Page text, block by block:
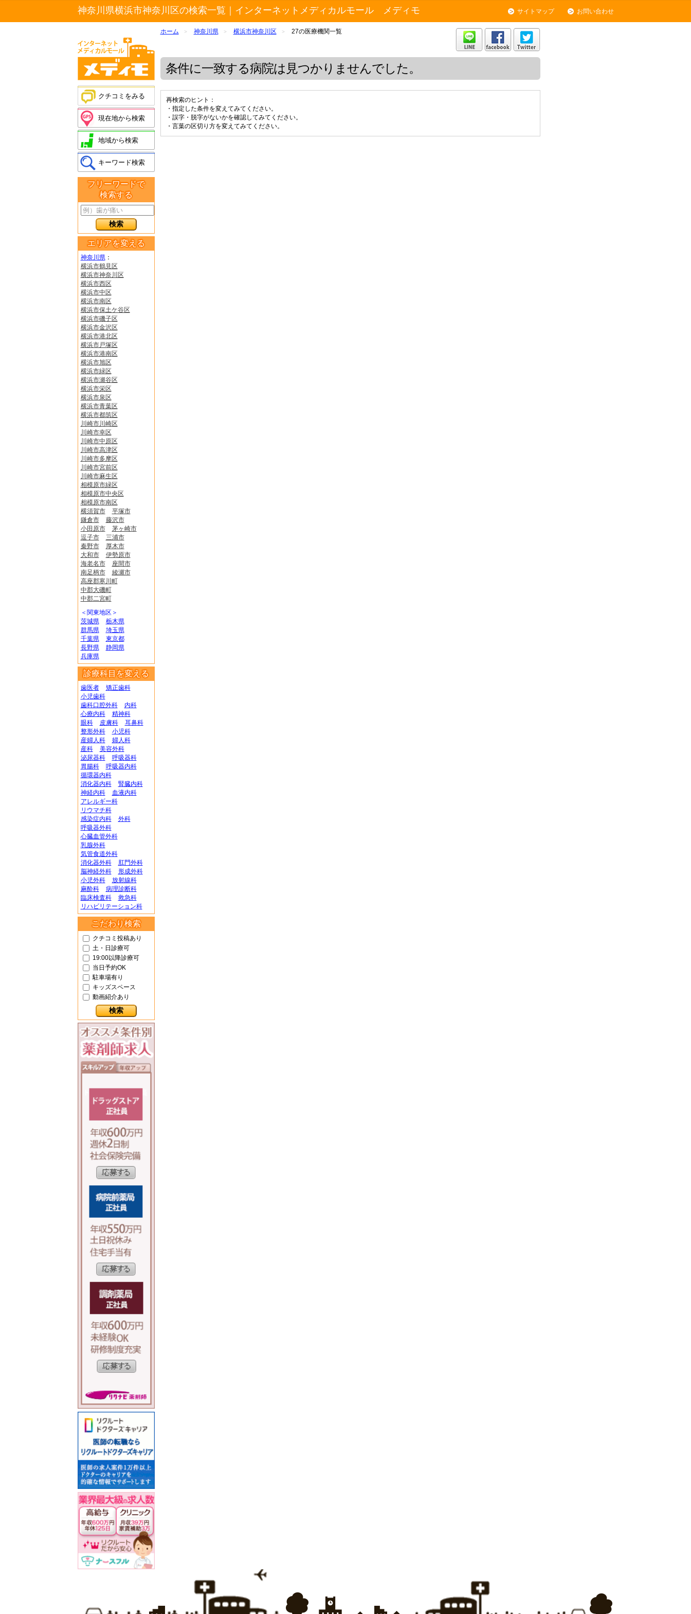
神奈川県横浜市神奈川区の検索一覧｜インターネットメディカルモール メディモ サイトマップ お問い合わせ
クチコミをみる
現在地から検索
地域から検索
キーワード検索
フリーワードで
検索する
エリアを変える
神奈川県：
横浜市鶴見区
横浜市神奈川区
横浜市西区
横浜市中区
横浜市南区
横浜市保土ケ谷区
横浜市磯子区
横浜市金沢区
横浜市港北区
横浜市戸塚区
横浜市港南区
横浜市旭区
横浜市緑区
横浜市瀬谷区
横浜市栄区
横浜市泉区
横浜市青葉区
横浜市都筑区
川崎市川崎区
川崎市幸区
川崎市中原区
川崎市高津区
川崎市多摩区
川崎市宮前区
川崎市麻生区
相模原市緑区
相模原市中央区
相模原市南区
横須賀市
平塚市
鎌倉市
藤沢市
小田原市
茅ヶ崎市
逗子市
三浦市
秦野市
厚木市
大和市
伊勢原市
海老名市
座間市
南足柄市
綾瀬市
高座郡寒川町
中郡大磯町
中郡二宮町
＜関東地区＞
茨城県
栃木県
群馬県
埼玉県
千葉県
東京都
長野県
静岡県
兵庫県
診療科目を変える
歯医者
矯正歯科
小児歯科
歯科口腔外科
内科
心療内科
精神科
眼科
皮膚科
耳鼻科
整形外科
小児科
産婦人科
婦人科
産科
美容外科
泌尿器科
呼吸器科
胃腸科
呼吸器内科
循環器内科
消化器内科
腎臓内科
神経内科
血液内科
アレルギー科
リウマチ科
感染症内科
外科
呼吸器外科
心臓血管外科
乳腺外科
気管食道外科
消化器外科
肛門外科
脳神経外科
形成外科
小児外科
放射線科
麻酔科
病理診断科
臨床検査科
救急科
リハビリテーション科
こだわり検索
クチコミ投稿あり
土・日診療可
19:00以降診療可
当日予約OK
駐車場有り
キッズスペース
動画紹介あり
ホーム > 神奈川県 > 横浜市神奈川区 > 27の医療機関一覧
条件に一致する病院は見つかりませんでした。
再検索のヒント：
・指定した条件を変えてみてください。
・誤字・脱字がないかを確認してみてください。
・言葉の区切り方を変えてみてください。